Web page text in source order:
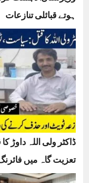
ہوتے قبائلی تنازعات
ڈاکٹر ولی اللہ داوڑ
تعزیت گاہ میں